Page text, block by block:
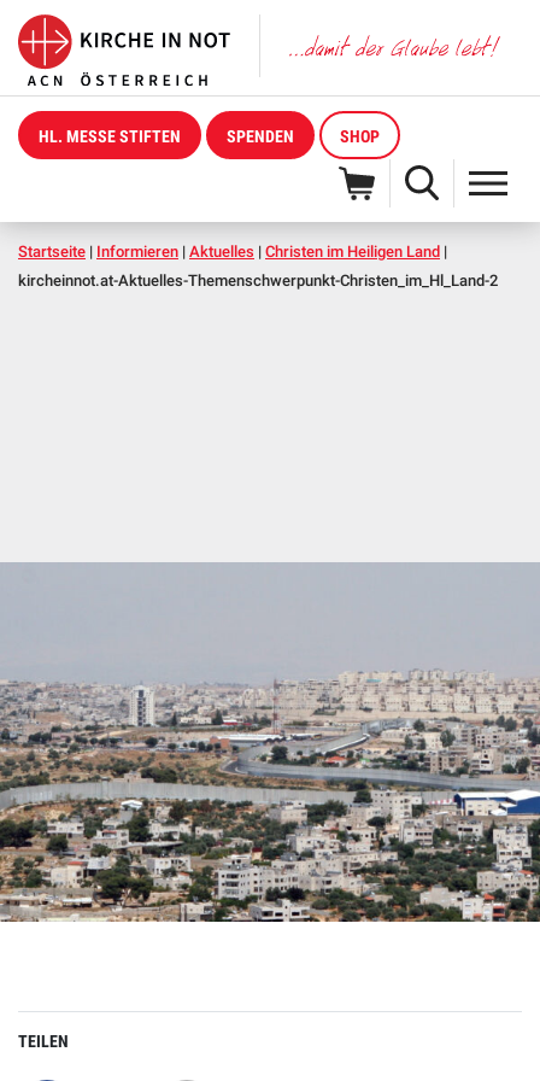
HL. MESSE STIFTEN SPENDEN SHOP
Startseite | Informieren | Aktuelles | Christen im Heiligen Land |
kircheinnot.at-Aktuelles-Themenschwerpunkt-Christen_im_Hl_Land-2
TEILEN